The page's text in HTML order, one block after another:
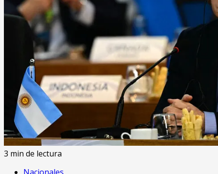
3 min de lectura
Nacionales